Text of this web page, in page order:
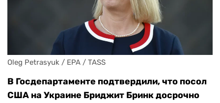
Oleg Petrasyuk / EPA / TASS
В Госдепартаменте подтвердили, что посол
США на Украине Бриджит Бринк досрочно